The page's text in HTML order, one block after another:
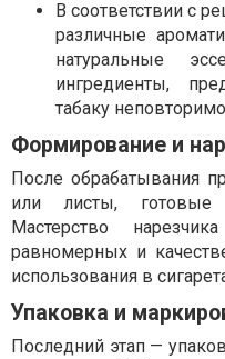
В соответствии с
различные
натуральные
ингредиенты,
табаку
Формирование и
После обрабатывания
или листы, готовые
Мастерство
равномерных и
использования в
Упаковка и
Последний этап —